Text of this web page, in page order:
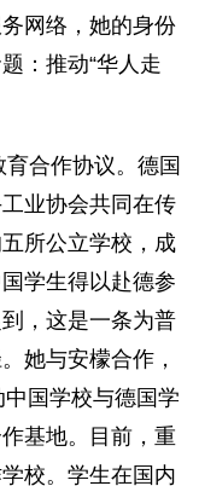
网络，她的身份
：推动“华人走
合作协议。德国
业协会共同在传
所公立学校，成
学生得以赴德参
，这是一条为普
她与安檬合作，
国学校与德国学
基地。目前，重
校。学生在国内